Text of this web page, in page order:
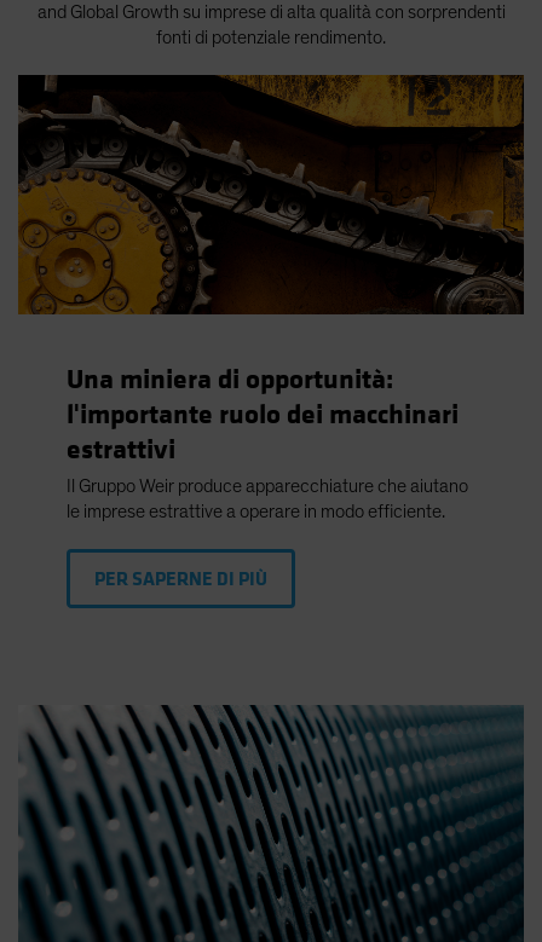
and Global Growth su imprese di alta qualità con sorprendenti
fonti di potenziale rendimento.
Una miniera di opportunità:
l'importante ruolo dei macchinari
estrattivi
Il Gruppo Weir produce apparecchiature che aiutano
le imprese estrattive a operare in modo efficiente.
PER SAPERNE DI PIÙ